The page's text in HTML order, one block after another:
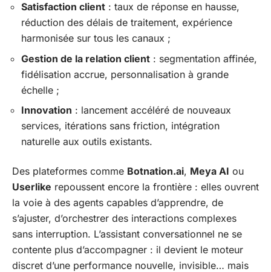
Satisfaction client : taux de réponse en hausse,
réduction des délais de traitement, expérience
harmonisée sur tous les canaux ;
Gestion de la relation client : segmentation affinée,
fidélisation accrue, personnalisation à grande
échelle ;
Innovation : lancement accéléré de nouveaux
services, itérations sans friction, intégration
naturelle aux outils existants.
Des plateformes comme Botnation.ai, Meya AI ou
Userlike repoussent encore la frontière : elles ouvrent
la voie à des agents capables d’apprendre, de
s’ajuster, d’orchestrer des interactions complexes
sans interruption. L’assistant conversationnel ne se
contente plus d’accompagner : il devient le moteur
discret d’une performance nouvelle, invisible… mais